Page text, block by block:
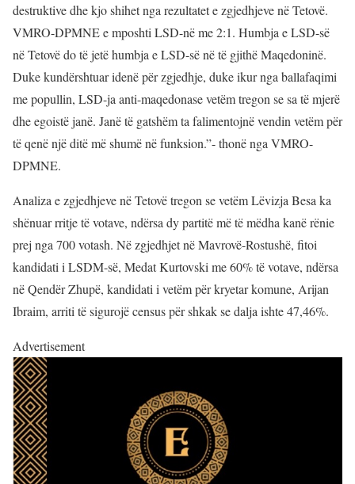
destruktive dhe kjo shihet nga rezultatet e zgjedhjeve në Tetovë.
VMRO-DPMNE e mposhti LSD-në me 2:1. Humbja e LSD-së
në Tetovë do të jetë humbja e LSD-së në të gjithë Maqedoninë.
Duke kundërshtuar idenë për zgjedhje, duke ikur nga ballafaqimi
me popullin, LSD-ja anti-maqedonase vetëm tregon se sa të mjerë
dhe egoistë janë. Janë të gatshëm ta falimentojnë vendin vetëm për
të qenë një ditë më shumë në funksion.”- thonë nga VMRO-
DPMNE.
Analiza e zgjedhjeve në Tetovë tregon se vetëm Lëvizja Besa ka
shënuar rritje të votave, ndërsa dy partitë më të mëdha kanë rënie
prej nga 700 votash. Në zgjedhjet në Mavrovë-Rostushë, fitoi
kandidati i LSDM-së, Medat Kurtovski me 60% të votave, ndërsa
në Qendër Zhupë, kandidati i vetëm për kryetar komune, Arijan
Ibraim, arriti të sigurojë census për shkak se dalja ishte 47,46%.
Advertisement